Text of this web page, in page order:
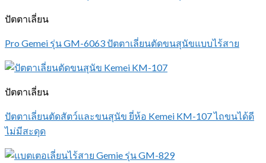
ปัตตาเลี่ยน
Pro Gemei รุ่น GM-6063 ปัตตาเลี่ยนตัดขนสุนัขแบบไร้สาย
ปัตตาเลี่ยน
ปัตตาเลี่ยนตัดสัตว์และขนสุนัข ยี่ห้อ Kemei KM-107 ไถขนได้ดี
ไม่มีสะดุด